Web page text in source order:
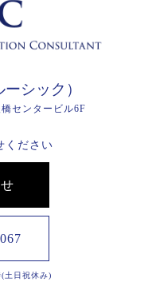
ーシック）
センタービル6F
ください
土日祝休み)